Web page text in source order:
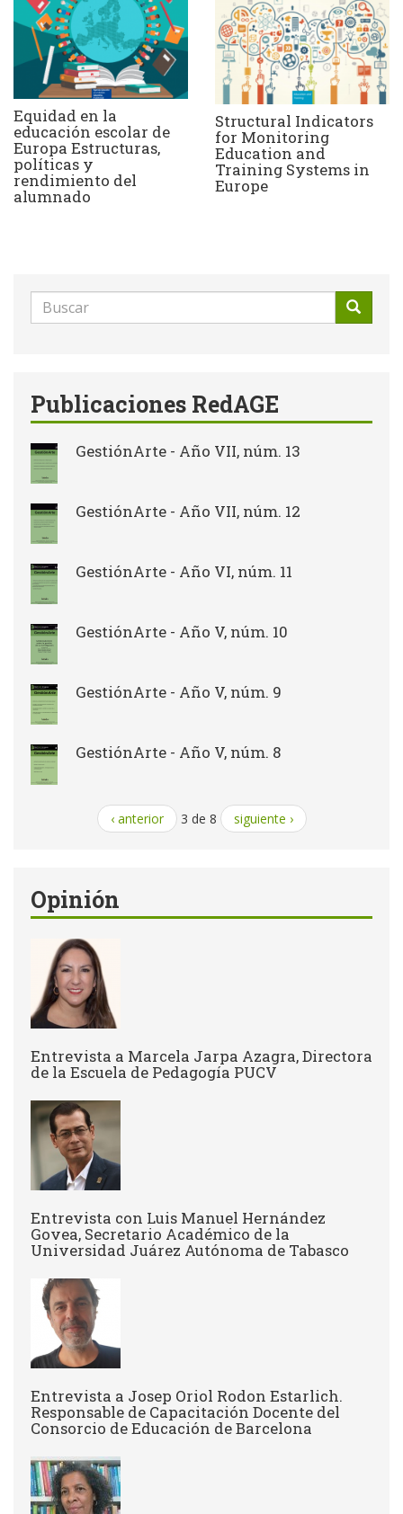
Equidad en la
educación escolar de
Europa Estructuras,
políticas y
rendimiento del
alumnado
Structural Indicators
for Monitoring
Education and
Training Systems in
Europe
Formulario
de
Publicaciones RedAGE
GestiónArte - Año VII, núm. 13
GestiónArte - Año VII, núm. 12
GestiónArte - Año VI, núm. 11
GestiónArte - Año V, núm. 10
GestiónArte - Año V, núm. 9
GestiónArte - Año V, núm. 8
‹ anterior 3 de 8 siguiente ›
Opinión
Entrevista a Marcela Jarpa Azagra, Directora
de la Escuela de Pedagogía PUCV
Entrevista con Luis Manuel Hernández
Govea, Secretario Académico de la
Universidad Juárez Autónoma de Tabasco
Entrevista a Josep Oriol Rodon Estarlich.
Responsable de Capacitación Docente del
Consorcio de Educación de Barcelona